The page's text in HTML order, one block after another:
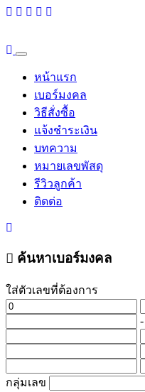
หน้าแรก
เบอร์มงคล
วิธีสั่งซื้อ
แจ้งชำระเงิน
บทความ
หมายเลขพัสดุ
รีวิวลูกค้า
ติดต่อ
ค้นหาเบอร์มงคล
ใส่ตัวเลขที่ต้องการ
-
กลุ่มเลข